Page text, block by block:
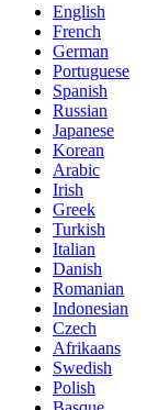
English
French
German
Portuguese
Spanish
Russian
Japanese
Korean
Arabic
Irish
Greek
Turkish
Italian
Danish
Romanian
Indonesian
Czech
Afrikaans
Swedish
Polish